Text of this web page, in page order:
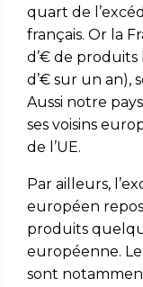
quart de
français. Or la
d’€ de produits
d’€ sur un an),
Aussi notre
ses voisins
de l’UE.
Par ailleurs,
européen
produits
européenne.
sont